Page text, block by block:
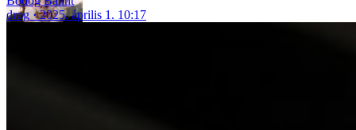
drog
2025. április 1. 10:17